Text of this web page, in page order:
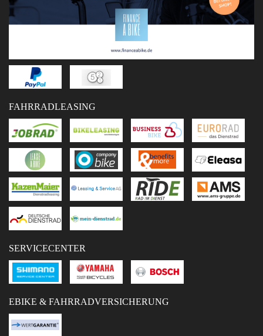
FAHRRADLEASING
SERVICECENTER
EBIKE & FAHRRADVERSICHERUNG